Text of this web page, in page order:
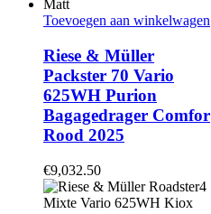
Toevoegen aan winkelwagen
Riese & Müller
Packster 70 Vario
625WH Purion
Bagagedrager Comfor
Rood 2025
€9,032.50